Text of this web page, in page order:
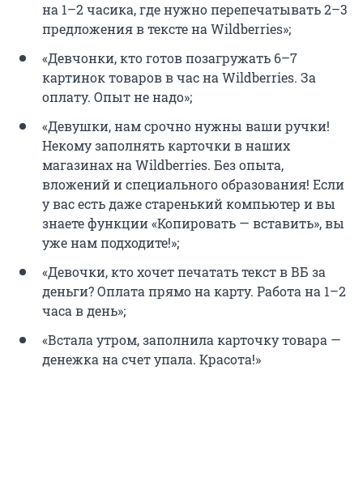
на 1–2 часика, где нужно перепечатывать 2–3
предложения в тексте на Wildberries»;
«Девчонки, кто готов позагружать 6–7
картинок товаров в час на Wildberries. За
оплату. Опыт не надо»;
«Девушки, нам срочно нужны ваши ручки!
Некому заполнять карточки в наших
магазинах на Wildberries. Без опыта,
вложений и специального образования! Если
у вас есть даже старенький компьютер и вы
знаете функции «Копировать — вставить», вы
уже нам подходите!»;
«Девочки, кто хочет печатать текст в ВБ за
деньги? Оплата прямо на карту. Работа на 1–2
часа в день»;
«Встала утром, заполнила карточку товара —
денежка на счет упала. Красота!»